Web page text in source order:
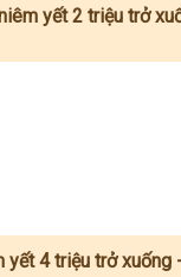
yết 2 triệu trở
4 triệu trở xuống